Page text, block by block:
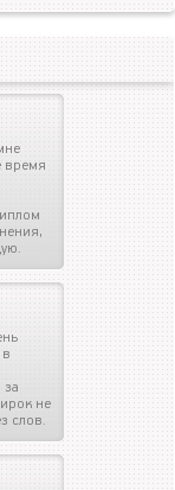
время
не
слов.